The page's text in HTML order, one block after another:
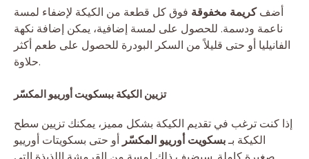
أضفكريمة مخفوقة فوق كل قطعة من الكيكة لإضفاء لمسة
ناعمة ودسمة. للحصول على لمسة إضافية، يمكن إضافة نكهة
الفانيليا أو حتى قليلاً من السكر البودرة للحصول على طعم أكثر
حلاوة.
تزيين الكيكة ببسكويت أورييو المكسّر
إذا كنت ترغب في تقديم الكيكة بشكل مميز، يمكنك تزيين سطح
الكيكة بـبسكويت أورييو المكسّر أو حتى بسكويتات أورييو